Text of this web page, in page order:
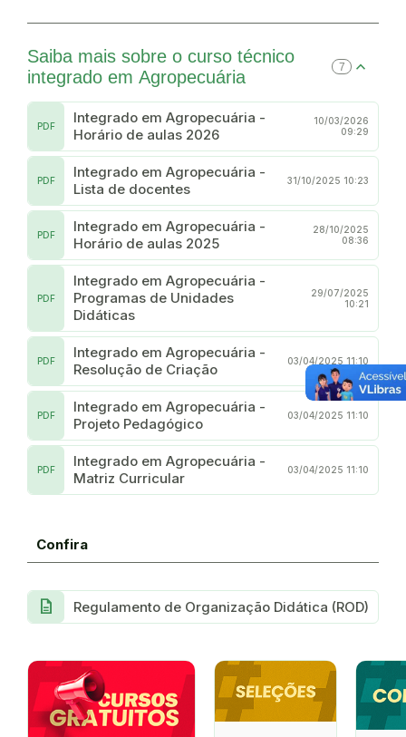
Saiba mais sobre o curso técnico
integrado em Agropecuária
7
Integrado em Agropecuária -
Horário de aulas 2026
PDF
10/03/2026
09:29
Integrado em Agropecuária -
Lista de docentes
PDF 31/10/2025 10:23
Integrado em Agropecuária -
Horário de aulas 2025
PDF
28/10/2025
08:36
Integrado em Agropecuária -
Programas de Unidades
Didáticas
PDF
29/07/2025
10:21
Integrado em Agropecuária -
Resolução de Criação
PDF 03/04/2025 11:10
Integrado em Agropecuária -
Projeto Pedagógico
PDF 03/04/2025 11:10
Integrado em Agropecuária -
Matriz Curricular
PDF 03/04/2025 11:10
Confira
description Regulamento de Organização Didática (ROD)